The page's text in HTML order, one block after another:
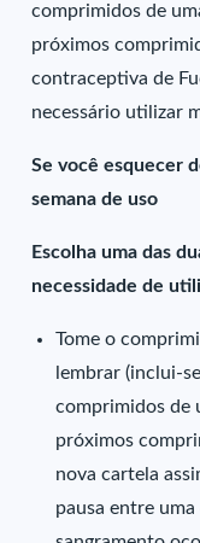
comprimidos de
próximos
contraceptiva de
necessário utilizar
Se você esquecer
semana de uso
Escolha uma das
necessidade de
Tome o
lembrar (inclui-
comprimidos de
próximos
nova cartela
pausa entre